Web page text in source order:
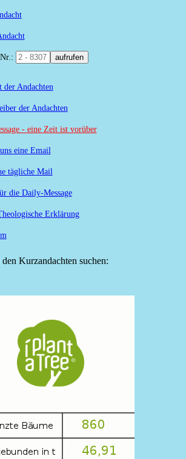
aufrufen
der Andachten
der Andachten
- eine Zeit ist vorüber
eine Email
tägliche Mail
die Daily-Message
Erklärung
Kurzandachten suchen: